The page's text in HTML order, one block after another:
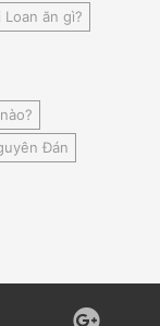
Loan ăn gì?
Đán